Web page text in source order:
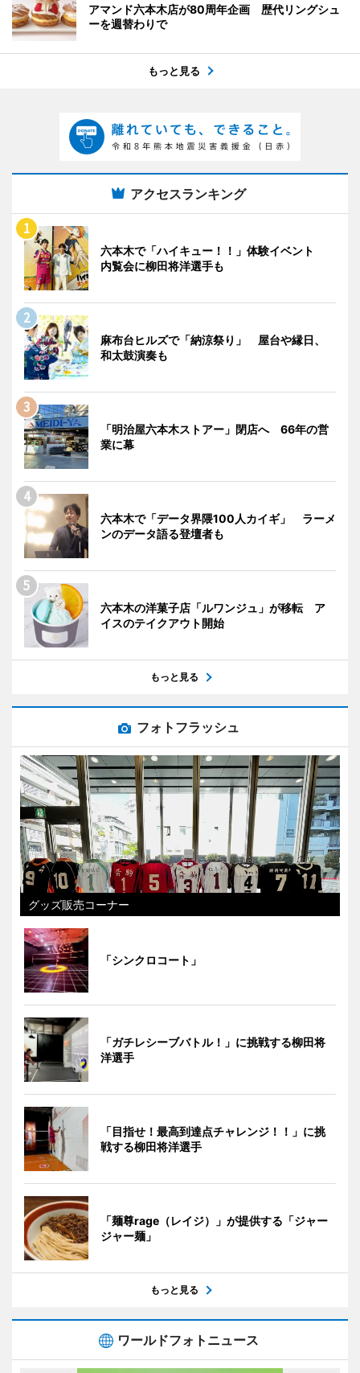
アマンド六本木店が80周年企画 歴代リングシュ
ーを週替わりで
もっと見る
アクセスランキング
六本木で「ハイキュー！！」体験イベント
内覧会に柳田将洋選手も
麻布台ヒルズで「納涼祭り」 屋台や縁日、
和太鼓演奏も
「明治屋六本木ストアー」閉店へ 66年の営
業に幕
六本木で「データ界隈100人カイギ」 ラーメ
ンのデータ語る登壇者も
六本木の洋菓子店「ルワンジュ」が移転 ア
イスのテイクアウト開始
もっと見る
フォトフラッシュ
グッズ販売コーナー
「シンクロコート」
「ガチレシーブバトル！」に挑戦する柳田将
洋選手
「目指せ！最高到達点チャレンジ！！」に挑
戦する柳田将洋選手
「麺尊rage（レイジ）」が提供する「ジャー
ジャー麺」
もっと見る
ワールドフォトニュース